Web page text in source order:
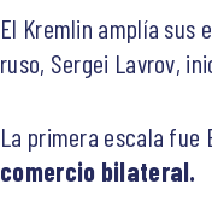
El Kremlin amplía sus
ruso, Sergei Lavrov,
La primera escala fue
comercio bilateral.